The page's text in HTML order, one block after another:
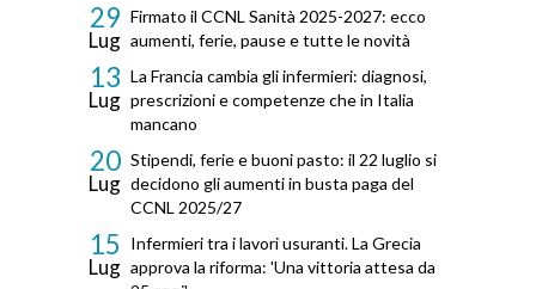
29
Lug
Firmato il CCNL Sanità 2025-2027: ecco
aumenti, ferie, pause e tutte le novità
13
Lug
La Francia cambia gli infermieri: diagnosi,
prescrizioni e competenze che in Italia
mancano
20
Lug
Stipendi, ferie e buoni pasto: il 22 luglio si
decidono gli aumenti in busta paga del
CCNL 2025/27
15
Lug
Infermieri tra i lavori usuranti. La Grecia
approva la riforma: 'Una vittoria attesa da